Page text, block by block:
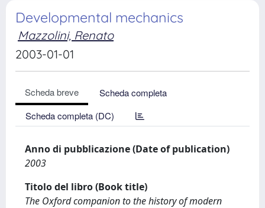
Developmental mechanics
Mazzolini, Renato
2003-01-01
Scheda breve
Scheda completa
Scheda completa (DC)
Anno di pubblicazione (Date of publication)
2003
Titolo del libro (Book title)
The Oxford companion to the history of modern